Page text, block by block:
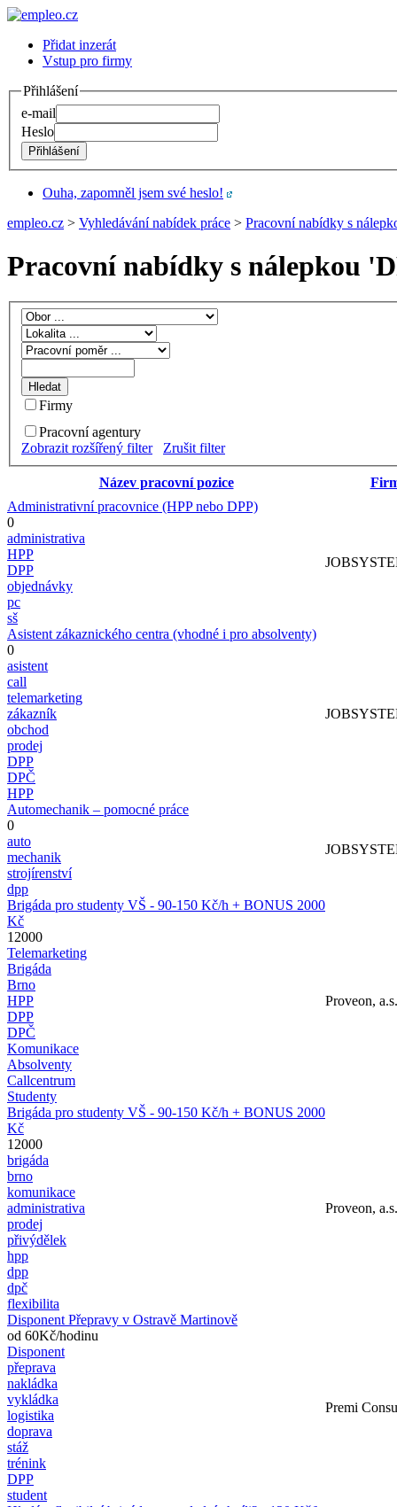
Přidat inzerát
Vstup pro firmy
Přihlášení
e-mail
Heslo
Ouha, zapomněl jsem své heslo!
empleo.cz > Vyhledávání nabídek práce > Pracovní nabídky s
Pracovní nabídky s nálepkou '
Firmy
Pracovní agentury
Zobrazit rozšířený filter
Zrušit filter
Název pracovní pozice
Administrativní pracovnice (HPP nebo DPP)
0
administrativa
HPP
DPP
objednávky
pc
sš
Asistent zákaznického centra (vhodné i pro absolventy)
0
asistent
call
telemarketing
zákazník
obchod
prodej
DPP
DPČ
HPP
Automechanik – pomocné práce
0
auto
mechanik
strojírenství
dpp
Brigáda pro studenty VŠ - 90-150 Kč/h + BONUS 2000
Kč
12000
Telemarketing
Brigáda
Brno
HPP
DPP
DPČ
Komunikace
Absolventy
Callcentrum
Studenty
Proveon, a.s.
Brigáda pro studenty VŠ - 90-150 Kč/h + BONUS 2000
Kč
12000
brigáda
brno
komunikace
administrativa
prodej
přivýdělek
hpp
dpp
dpč
flexibilita
Proveon, a.s.
Disponent Přepravy v Ostravě Martinově
od 60Kč/hodinu
Disponent
přeprava
nakládka
vykládka
logistika
doprava
stáž
trénink
DPP
student
Premi